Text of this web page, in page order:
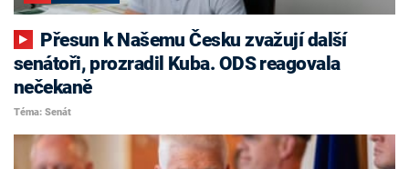
senátoři, prozradil Kuba. ODS reagovala
nečekaně
Téma: Senát